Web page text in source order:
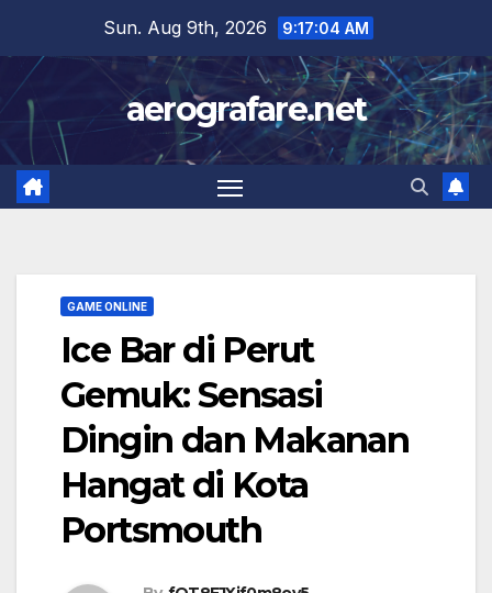
content
Sun. Aug 9th, 2026 9:17:05 AM
aerografare.net
GAME ONLINE
Ice Bar di Perut
Gemuk: Sensasi
Dingin dan Makanan
Hangat di Kota
Portsmouth